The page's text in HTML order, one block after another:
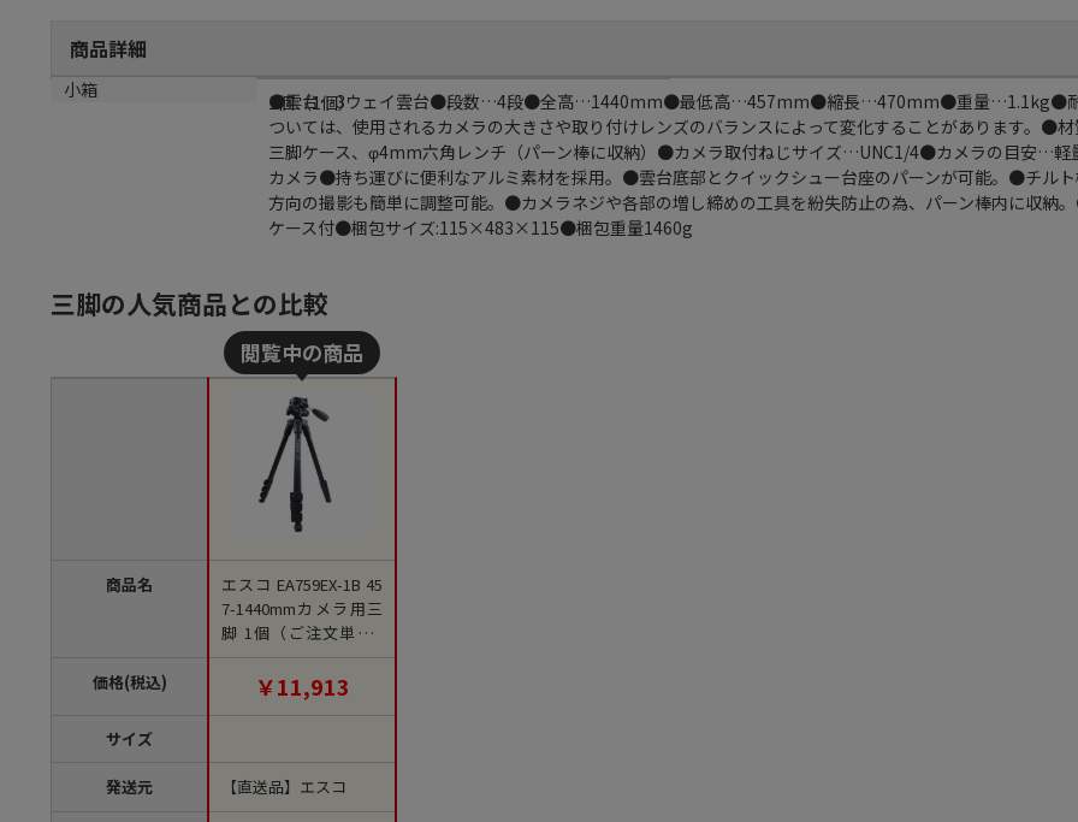
商品詳細
商品説明
●雲台…3ウェイ雲台●段数…4段●全高…1440mm●最低高…457mm●縮長…470mm●重量…1.1kg●
ついては、使用されるカメラの大きさや取り付けレンズのバランスによって変化することがあります。
三脚ケース、φ4mm六角レンチ（パーン棒に収納）●カメラ取付ねじサイズ…UNC1/4●カメラの目安…軽
カメラ●持ち運びに便利なアルミ素材を採用。●雲台底部とクイックシュー台座のパーンが可能。●チル
方向の撮影も簡単に調整可能。●カメラネジや各部の増し締めの工具を紛失防止の為、パーン棒内に収
ケース付●梱包サイズ:115×483×115●梱包重量1460g
小箱
1個（1個）
三脚の人気商品との比較
商品名
価格(税込)
サイズ
発送元
エスコ EA759EX-1B 45
7-1440mmカメラ用三
脚 1個（ご注文単位1
個）【直送品】
￥11,913
【直送品】エスコ